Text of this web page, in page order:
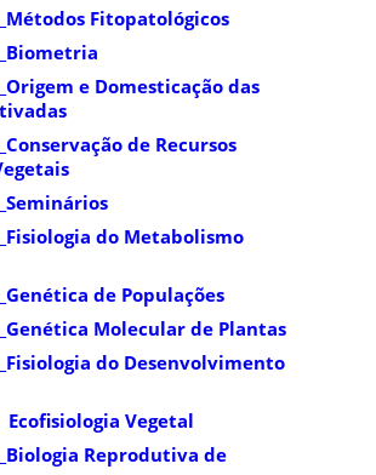
Fitopatológicos
e Domesticação das
de Recursos
do Metabolismo
de Populações
Molecular de Plantas
do Desenvolvimento
Ecofisiologia Vegetal
Reprodutiva de